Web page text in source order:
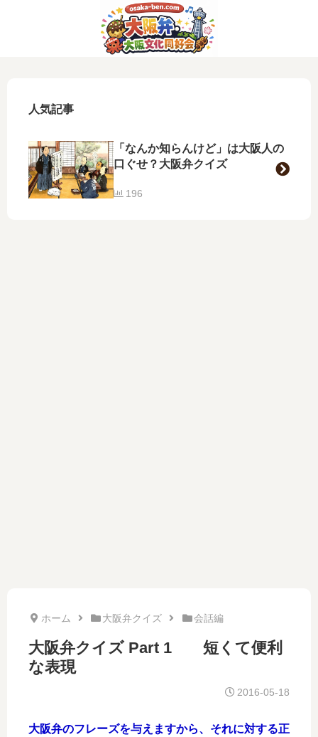
人気記事
「なんか知らんけど」は大阪人の
口ぐせ？大阪弁クイズ
196
ホーム 大阪弁クイズ 会話編
大阪弁クイズ Part 1 短くて便利
な表現
2016-05-18
大阪弁のフレーズを与えますから、それに対する正